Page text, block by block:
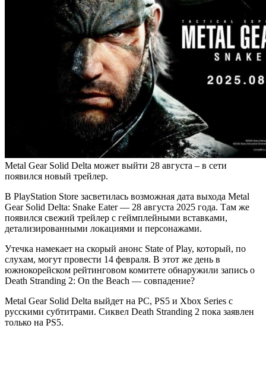
Metal Gear Solid Delta может выйти 28 августа – в сети
появился новый трейлер.
В PlayStation Store засветилась возможная дата выхода Metal
Gear Solid Delta: Snake Eater — 28 августа 2025 года. Там же
появился свежий трейлер с геймплейными вставками,
детализированными локациями и персонажами.
Утечка намекает на скорый анонс State of Play, который, по
слухам, могут провести 14 февраля. В этот же день в
южнокорейском рейтинговом комитете обнаружили запись о
Death Stranding 2: On the Beach — совпадение?
Metal Gear Solid Delta выйдет на PC, PS5 и Xbox Series с
русскими субтитрами. Сиквел Death Stranding 2 пока заявлен
только на PS5.